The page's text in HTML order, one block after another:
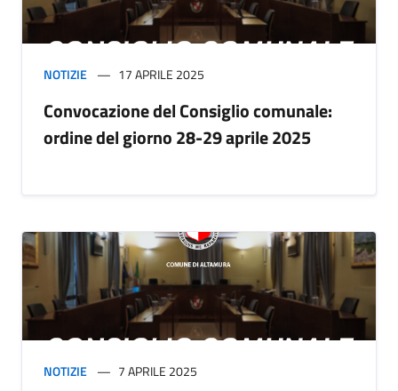
NOTIZIE 17 APRILE 2025
Convocazione del Consiglio comunale:
ordine del giorno 28-29 aprile 2025
NOTIZIE 7 APRILE 2025